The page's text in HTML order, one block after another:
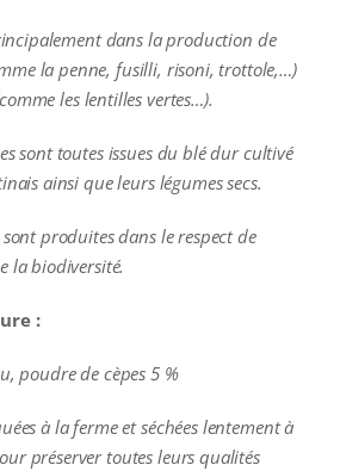
dans la production de
la penne, fusilli, risoni, trottole,…)
les lentilles vertes…).
sont toutes issues du blé dur cultivé
ainsi que leurs légumes secs.
produites dans le respect de
la biodiversité.
:
poudre de cèpes 5 %
à la ferme et séchées lentement à
préserver toutes leurs qualités